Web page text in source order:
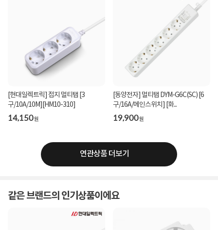
[현대일렉트릭] 접지 멀티탭 [3
구/10A/10M][HM10-310]
14,150원
[동양전자] 멀티탭 DYM-G6C(SC) [6
구/16A/메인스위치] [화...
19,900원
연관상품 더보기
같은 브랜드의 인기상품이에요